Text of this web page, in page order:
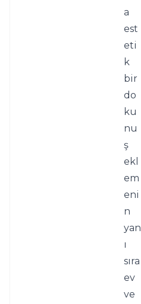
a
est
eti
k
bir
do
ku
nu
ş
ekl
em
eni
n
yan
ı
sıra
ev
ve